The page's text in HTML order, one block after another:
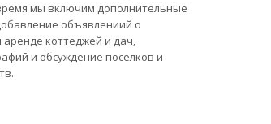
мы включим дополнительные
объявлениий о
коттеджей и дач,
и обсуждение поселков и